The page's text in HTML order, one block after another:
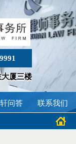
厦三楼
问答 联系我们